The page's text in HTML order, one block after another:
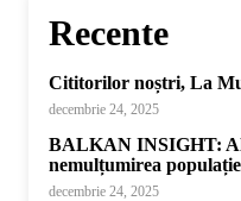
Recente
Cititorilor noștri, La
decembrie 24, 2025
BALKAN INSIGHT:
nemulțumirea
decembrie 24, 2025